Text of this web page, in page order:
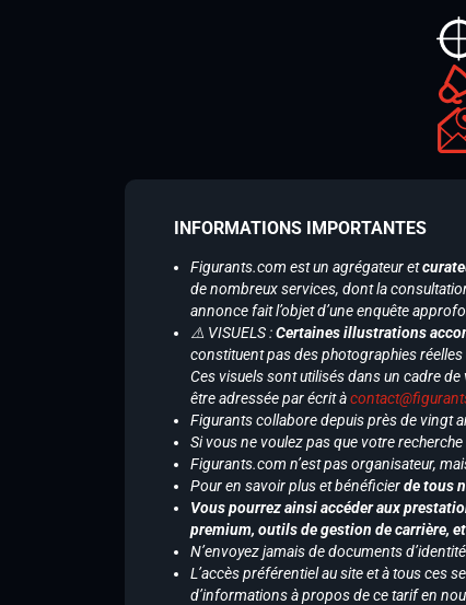
INFORMATIONS IMPORTANTES
Figurants.com est un agrégateur et
de nombreux services, dont la
annonce fait l’objet d’une enquête
⚠️ VISUELS :Certaines illustrations
constituent pas des photographies
Ces visuels sont utilisés dans un cadre
être adressée par écrit à
Figurants collabore depuis près de vingt
Si vous ne voulez pas que votre
Figurants.com n’est pas organisateur,
Pour en savoir plus et bénéficierde tous
Vous pourrez ainsi accéder aux
premium, outils de gestion de carrière,
N’envoyez jamais de documents
L’accès préférentiel au site et à tous ces
d’informations à propos de ce tarif en